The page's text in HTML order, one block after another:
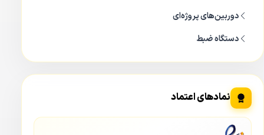
دوربین مداربسته بالت 2 مگاپیکسل داهوا DAHUA DH-HAC-HFW1200SP
داهوا HFW 1200 SP
از جنس فلز می باشد و فلز تشکیل دهنده
آن آلومینیوم می باشد که باعث سبکی خاصی برای دوربین شده
داهوا
دارای طول کیس 164.7 میلی متر و قطر حدود
دوربین‌های پروژه‌ای
دستگاه ضبط
نمادهای اعتماد